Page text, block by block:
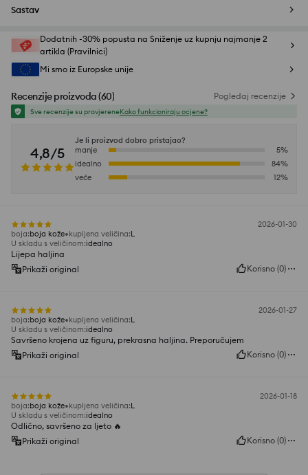
Sastav
Dodatnih -30% popusta na Sniženje uz kupnju najmanje 2
artikla (Pravilnici)
Mi smo iz Europske unije
Recenzije proizvoda(60) Pogledaj recenzije
Sve recenzije su provjereneKako funkcioniraju ocjene?
4,8/5
Je li proizvod dobro pristajao?
manje
5%
idealno
84%
veće
12%
2026-01-30
boja:boja kože kupljena veličina:L
U skladu s veličinom:idealno
Lijepa haljina
Prikaži original
Korisno (0)
2026-01-27
boja:boja kože kupljena veličina:L
U skladu s veličinom:idealno
Savršeno krojena uz figuru, prekrasna haljina. Preporučujem
Prikaži original
Korisno (0)
2026-01-18
boja:boja kože kupljena veličina:L
U skladu s veličinom:idealno
Odlično, savršeno za ljeto 🔥
Prikaži original
Korisno (0)